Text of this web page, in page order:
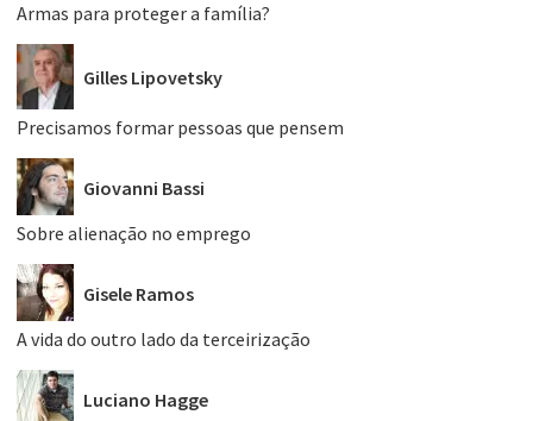
Armas para proteger a família?
Gilles Lipovetsky
Precisamos formar pessoas que pensem
Giovanni Bassi
Sobre alienação no emprego
Gisele Ramos
A vida do outro lado da terceirização
Luciano Hagge